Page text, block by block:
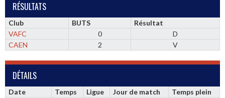
RÉSULTATS
Club BUTS
Résultat
VAFC
0
D
CAEN
2 V
DÉTAILS
Date Temps Ligue Jour de match
Temps plein